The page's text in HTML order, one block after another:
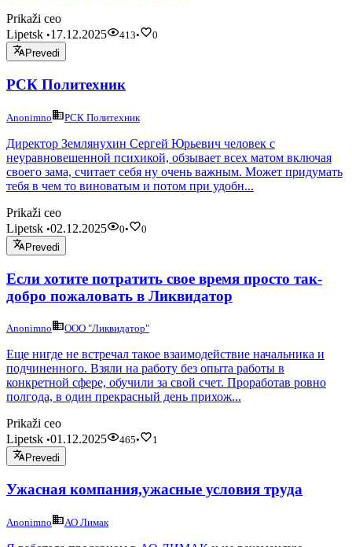
Prikaži ceo
Lipetsk •17.12.2025 413•
0
Prevedi
РСК Политехник
Anonimno РСК Политехник
Директор Землянухин Сергей Юрьевич человек с
неуравновешенной психикой, обзывает всех матом включая
своего зама, считает себя ну очень важным. Может придумать
тебя в чем то виноватым и потом при удобн...
Prikaži ceo
Lipetsk •02.12.2025 0•
0
Prevedi
Если хотите потратить свое время просто так-
добро пожаловать в Ликвидатор
Anonimno ООО "Ликвидатор"
Еще нигде не встречал такое взаимодействие начальника и
подчиненного. Взяли на работу без опыта работы в
конкретной сфере, обучили за свой счет. Проработав ровно
полгода, в один прекрасный день прихож...
Prikaži ceo
Lipetsk •01.12.2025 465•
1
Prevedi
Ужасная компания,ужасные условия труда
Anonimno АО Лимак